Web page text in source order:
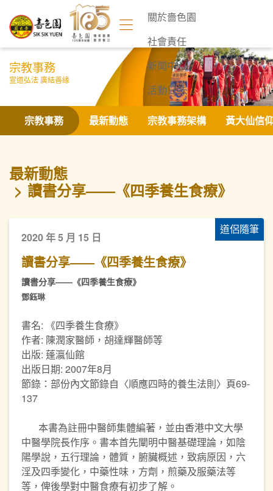
關於嗇色園
社會責任
新聞中心
活動日誌
聯絡我們
宗教事務
宣道弘法 廣結善緣
宗教事務 最新動態 宗教事務架構 黃大仙信
最新動態
讀書分享——《四季養生食療》
道侶隨筆
2020 年 5 月 15 日
讀書分享——《四季養生食療》
讀書分享——《四季養生食療》
鄧鈺琳
書名: 《四季養生食療》
作者: 陳潤家醫師，胡達輝醫師等
出版: 蓬瀛仙館
出版日期: 2007年8月
節錄：部份內文節錄自〈順應四時的養生法則〉頁69-
137
本書為註冊中醫師集體編著，並由香港中文大學
中醫學院長作序。書本首先闡明中醫基礎理論，如陰
陽學說，五行理論，體質，腑臟概述，致病原因，六
淫及四季變化，中藥性味，方劑，煎藥及服藥法等
等，俾後學對中醫食療有初步了解。